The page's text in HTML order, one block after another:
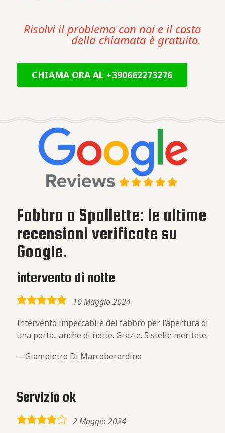
Risolvi il problema con noi e il costo
della chiamata è gratuito.
CHIAMA ORA AL +390662273276
Fabbro a Spallette: le ultime
recensioni verificate su
Google.
intervento di notte
5,0
10 Maggio 2024
Intervento impeccabile del fabbro per l’apertura di
una porta.. anche di notte. Grazie. 5 stelle meritate.
Giampietro Di Marcoberardino
Servizio ok
4,0
2 Maggio 2024